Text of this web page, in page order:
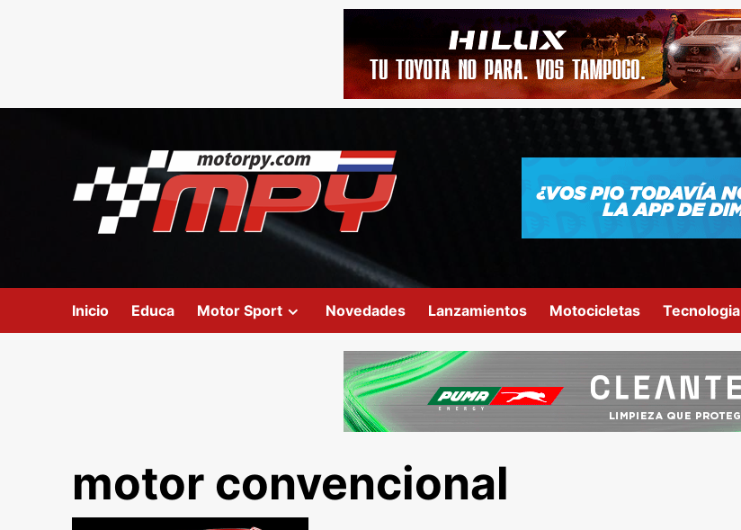
Inicio Educa Motor Sport Novedades Lanzamientos Motocicletas Tecnologia
motor convencional